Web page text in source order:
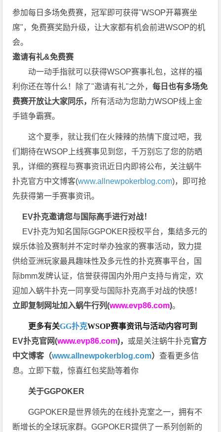
参加每日多场免费赛，冠军即可获得"WSOP开幕赛坐
席"， 免费赛奖励升级，让大家都有机会前进WSOP的机
会。
邀请有礼&免费赛
动一动手指就可以获得WSOP赛事礼包，这样的福
利你还在等什么！除了"邀请有礼"之外，每 日也有多场免
费赛开放让大家同乐， 所有活动为您助力WSOP线上金
手链争霸赛。
这个夏季，就让我们在火辣辣的热情下度过吧，我
们期待在WSOP上线赛事见到您，千万别忘了您的防晒
乳，详细的赛程与赛事资讯近日内即将公布，关注蜗牛
扑克官方中文博客(www.allnewpokerblog.com)，即可抢
先获得第一手赛事资讯。
EV扑克邀请您与国际高手进行对战！
EV扑克为知名国际GGPOKER授权平台，集结多元的
娱乐体验及赛制并不定时举办独家的赛事活动，致力提
供给亚洲玩家最具趣味性及多元性的扑克赛事平台，国
际bmm发牌认证，信誉获得国内外用户支持与肯定，欢
迎加入蜗牛扑克一同享受与国际扑克高手对战的快感！
立即复制网址加入蜗牛行列(www.evp86.com)。
更多有关GG扑克WSOP赛事资讯与活动内容可到
EV扑克官网(www.evp86.com)， 或是关注蜗牛扑克官方
中文博客（www.allnewpokerblog.com）查看更多信
息。立即下载，惊喜红包奖励等着你
关于GGPOKER
GGPOKER是世界领先的在线扑克室之一，拥有不
断增长的全球玩家群。GGPOKER提供了一系列创新的